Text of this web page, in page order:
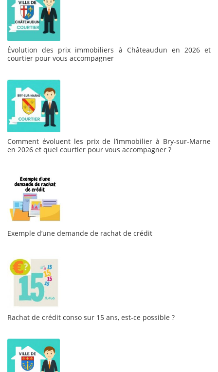
Évolution des prix immobiliers à Châteaudun en 2026 et
courtier pour vous accompagner
Comment évoluent les prix de l’immobilier à Bry-sur-Marne
en 2026 et quel courtier pour vous accompagner ?
Exemple d’une demande de rachat de crédit
Rachat de crédit conso sur 15 ans, est-ce possible ?